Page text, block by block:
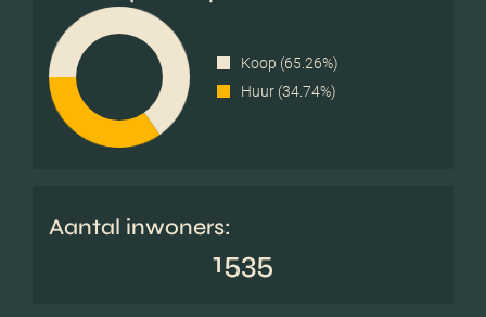
Koop (65.26%)
Huur (34.74%)
Aantal inwoners:
1535